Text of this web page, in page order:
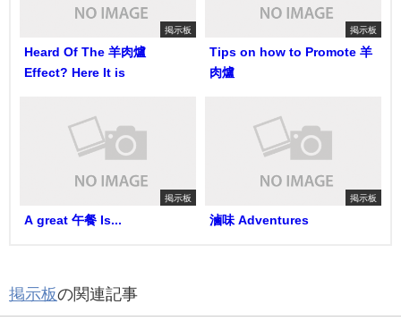
掲示板
Heard Of The 羊肉爐
Effect? Here It is
掲示板
Tips on how to Promote 羊
肉爐
掲示板
A great 午餐 Is...
掲示板
滷味 Adventures
掲示板の関連記事